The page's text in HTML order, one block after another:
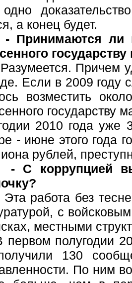
а конец будет.
- Принимаются
Причем
Если в 2009 году
возместить
государству
2010 года
- июне этого года
рублей,
- С коррупцией
работа без
с
местными
полугодии
130
По ним